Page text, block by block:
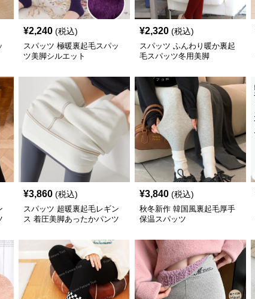
¥2,240 (税込)
スパッツ 極暖裏起毛スパッ
ツ美脚シルエット
¥2,320 (税込)
スパッツ ふんわり暖か裏起
毛スパッツ冬用美脚
¥3,860 (税込)
スパッツ 超暖裏起毛レギン
ス 着圧美脚あったかパンツ
¥3,840 (税込)
秋冬新作 韓国風裏起毛厚手
保温スパッツ